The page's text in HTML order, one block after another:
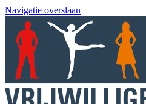
Navigatie overslaan